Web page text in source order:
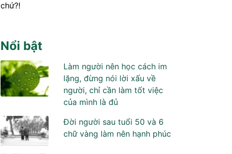
chứ?!
Nổi bật
Làm người nên học cách im
lặng, đừng nói lời xấu về
người, chỉ cần làm tốt việc
của mình là đủ
Đời người sau tuổi 50 và 6
chữ vàng làm nên hạnh phúc